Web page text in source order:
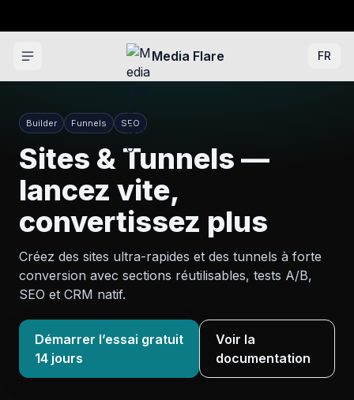
Media Flare FR
Builder Funnels SEO
Sites & Tunnels —
lancez vite,
convertissez plus
Créez des sites ultra-rapides et des tunnels à forte
conversion avec sections réutilisables, tests A/B,
SEO et CRM natif.
Démarrer l’essai gratuit
14 jours
Voir la
documentation